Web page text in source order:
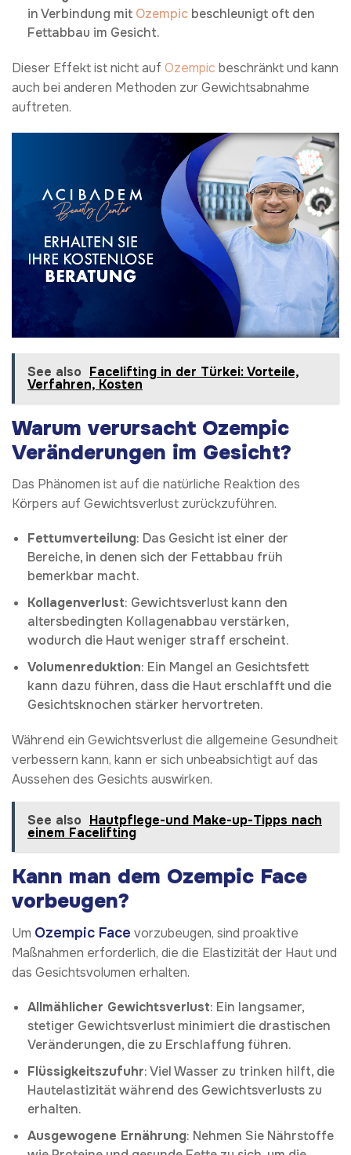
in Verbindung mit Ozempic beschleunigt oft den
Fettabbau im Gesicht.
Dieser Effekt ist nicht auf Ozempic beschränkt und kann
auch bei anderen Methoden zur Gewichtsabnahme
auftreten.
See also Facelifting in der Türkei: Vorteile,
Verfahren, Kosten
Warum verursacht Ozempic
Veränderungen im Gesicht?
Das Phänomen ist auf die natürliche Reaktion des
Körpers auf Gewichtsverlust zurückzuführen.
Fettumverteilung: Das Gesicht ist einer der
Bereiche, in denen sich der Fettabbau früh
bemerkbar macht.
Kollagenverlust: Gewichtsverlust kann den
altersbedingten Kollagenabbau verstärken,
wodurch die Haut weniger straff erscheint.
Volumenreduktion: Ein Mangel an Gesichtsfett
kann dazu führen, dass die Haut erschlafft und die
Gesichtsknochen stärker hervortreten.
Während ein Gewichtsverlust die allgemeine Gesundheit
verbessern kann, kann er sich unbeabsichtigt auf das
Aussehen des Gesichts auswirken.
See also Hautpflege-und Make-up-Tipps nach
einem Facelifting
Kann man dem Ozempic Face
vorbeugen?
Um Ozempic Face vorzubeugen, sind proaktive
Maßnahmen erforderlich, die die Elastizität der Haut und
das Gesichtsvolumen erhalten.
Allmählicher Gewichtsverlust: Ein langsamer,
stetiger Gewichtsverlust minimiert die drastischen
Veränderungen, die zu Erschlaffung führen.
Flüssigkeitszufuhr: Viel Wasser zu trinken hilft, die
Hautelastizität während des Gewichtsverlusts zu
erhalten.
Ausgewogene Ernährung: Nehmen Sie Nährstoffe